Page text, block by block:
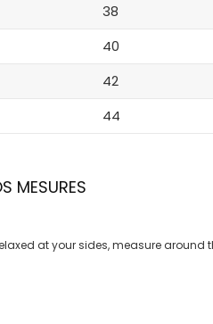
38
40
42
44
MESURES
at your sides, measure around